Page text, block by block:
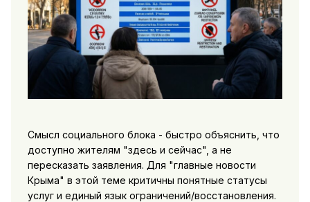
Смысл социального блока - быстро объяснить, что
доступно жителям "здесь и сейчас", а не
пересказать заявления. Для "главные новости
Крыма" в этой теме критичны понятные статусы
услуг и единый язык ограничений/восстановления.